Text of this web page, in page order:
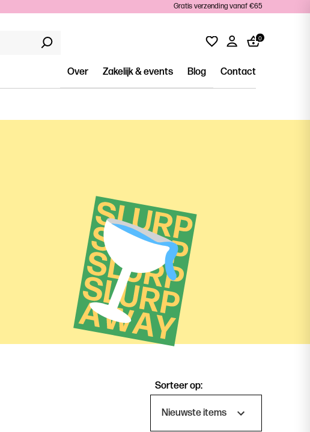
Gratis verzending vanaf €65
0
Over Zakelijk & events Blog Contact
Sorteer op: